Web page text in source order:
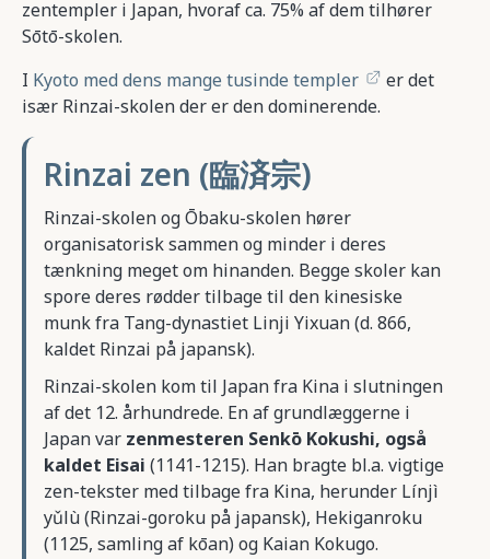
zentempler i Japan, hvoraf ca. 75% af dem tilhører
Sōtō-skolen.
I Kyoto med dens mange tusinde templer
er det
især Rinzai-skolen der er den dominerende.
Rinzai zen (臨済宗)
Rinzai-skolen og Ōbaku-skolen hører
organisatorisk sammen og minder i deres
tænkning meget om hinanden. Begge skoler kan
spore deres rødder tilbage til den kinesiske
munk fra Tang-dynastiet Linji Yixuan (d. 866,
kaldet Rinzai på japansk).
Rinzai-skolen kom til Japan fra Kina i slutningen
af det 12. århundrede. En af grundlæggerne i
Japan var zenmesteren Senkō Kokushi, også
kaldet Eisai (1141-1215). Han bragte bl.a. vigtige
zen-tekster med tilbage fra Kina, herunder Línjì
yǔlù (Rinzai-goroku på japansk), Hekiganroku
(1125, samling af kōan) og Kaian Kokugo.